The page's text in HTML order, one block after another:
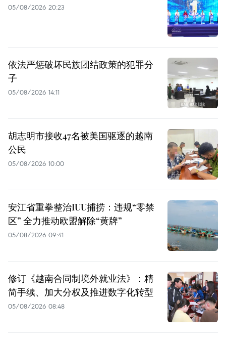
05/08/2026 20:23
依法严惩破坏民族团结政策的犯罪分
子
05/08/2026 14:11
胡志明市接收47名被美国驱逐的越南
公民
05/08/2026 10:00
安江省重拳整治IUU捕捞：违规“零禁
区” 全力推动欧盟解除“黄牌”
05/08/2026 09:41
修订《越南合同制境外就业法》：精
简手续、加大分权及推进数字化转型
05/08/2026 08:48